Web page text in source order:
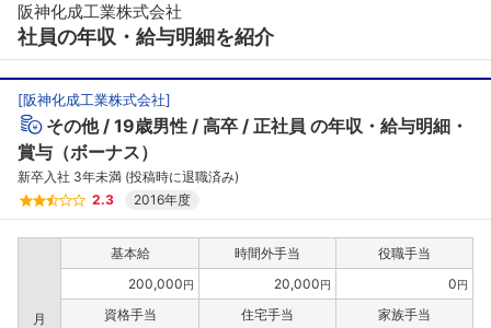
阪神化成工業株式会社
社員の年収・給与明細を紹介
[阪神化成工業株式会社]
その他 19歳男性 高卒 正社員 の年収・給与明細・
賞与（ボーナス）
新卒入社 3年未満 (投稿時に退職済み)
2.3
2016年度
月
基本給 時間外手当
役職手当
200,000円 20,000円 0円
資格手当 住宅手当
家族手当